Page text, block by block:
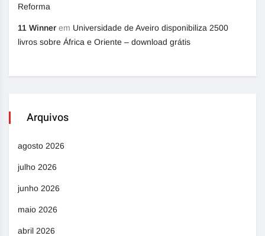
Reforma
11 Winner em Universidade de Aveiro disponibiliza 2500
livros sobre África e Oriente – download grátis
Arquivos
agosto 2026
julho 2026
junho 2026
maio 2026
abril 2026